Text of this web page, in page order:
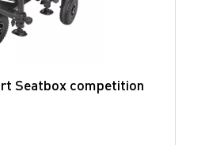
Seatbox competition